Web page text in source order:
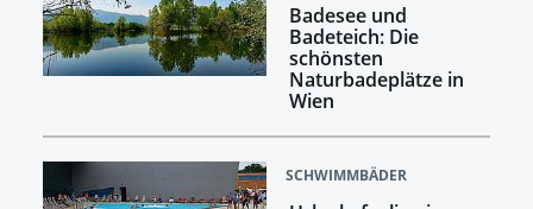
Badesee und
Badeteich: Die
schönsten
Naturbadeplätze in
Wien
SCHWIMMBÄDER